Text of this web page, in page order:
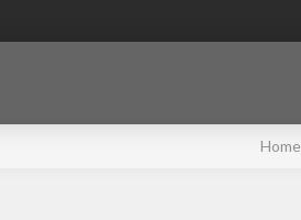
Home